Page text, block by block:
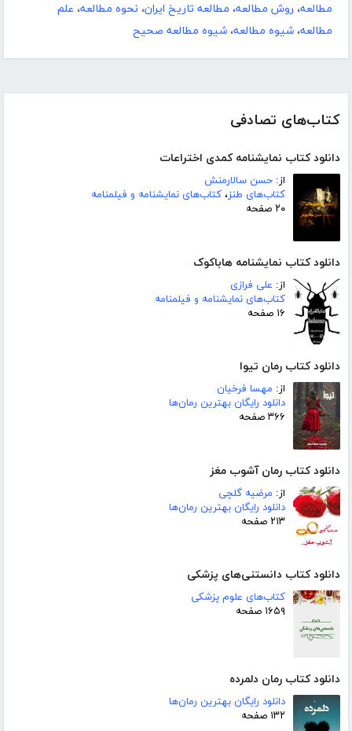
کتاب‌های تصادفی
دانلود کتاب نمایشنامه کمدی اختراعات
از: حسن سالارمنش
کتاب‌های طنز، کتاب‌های نمایشنامه و فیلمنامه
۲۰ صفحه
دانلود کتاب نمایشنامه هاباکوک
از: علی فرازی
کتاب‌های نمایشنامه و فیلمنامه
۱۶ صفحه
دانلود کتاب رمان تیوا
از: مهسا فرخیان
دانلود رایگان بهترین رمان‌ها
۳۶۶ صفحه
دانلود کتاب رمان آشوب مغز
از: مرضیه گلچی
دانلود رایگان بهترین رمان‌ها
۲۱۳ صفحه
دانلود کتاب دانستنی‌های پزشکی
کتاب‌های علوم پزشکی
۱۶۵۹ صفحه
دانلود کتاب رمان دلمرده
دانلود رایگان بهترین رمان‌ها
۱۳۲ صفحه
مطالعه، روش مطالعه، مطالعه تاریخ ایران، نحوه مطالعه، علم
مطالعه، شیوه مطالعه، شیوه مطالعه صحیح